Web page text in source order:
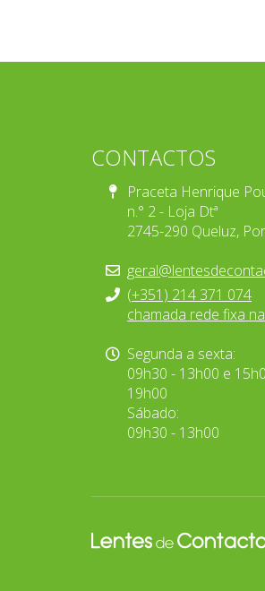
CONTACTOS
Praceta Henrique
n.° 2 - Loja Dtª
2745-290 Queluz,
(+351) 214 371 074
chamada rede fixa
Segunda a sexta:
09h30 - 13h00 e
19h00
Sábado:
09h30 - 13h00